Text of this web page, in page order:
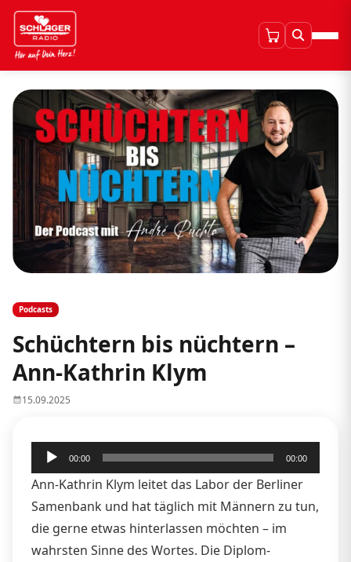
Podcasts
Schüchtern bis nüchtern –
Ann-Kathrin Klym
15.09.2025
Audio-
Player
00:00 00:00
Ann-Kathrin Klym leitet das Labor der Berliner
Samenbank und hat täglich mit Männern zu tun,
die gerne etwas hinterlassen möchten – im
wahrsten Sinne des Wortes. Die Diplom-